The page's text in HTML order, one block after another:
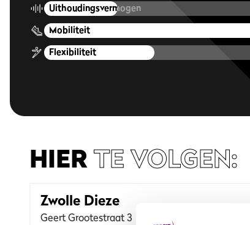
Uithoudingsvermogen
Mobiliteit
Flexibiliteit
HIERTE VOLGEN:
Zwolle Dieze
Geert Grootestraat 3